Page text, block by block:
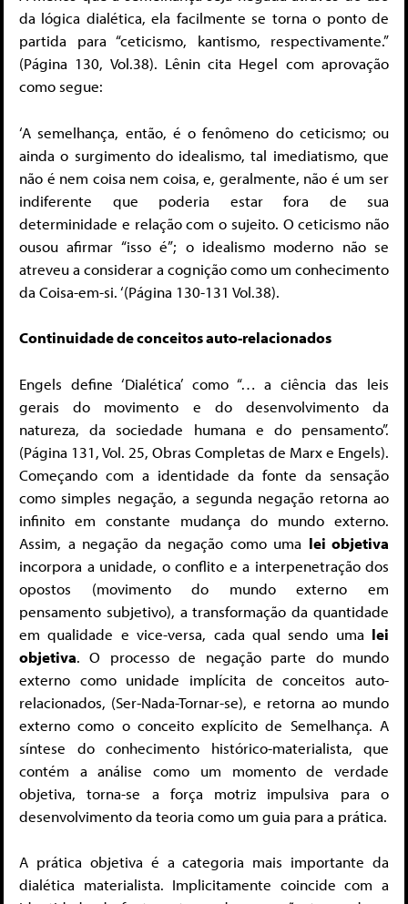
da lógica dialética, ela facilmente se torna o ponto de
partida para “ceticismo, kantismo, respectivamente.”
(Página 130, Vol.38). Lênin cita Hegel com aprovação
como segue:
‘A semelhança, então, é o fenômeno do ceticismo; ou
ainda o surgimento do idealismo, tal imediatismo, que
não é nem coisa nem coisa, e, geralmente, não é um ser
indiferente que poderia estar fora de sua
determinidade e relação com o sujeito. O ceticismo não
ousou afirmar “isso é”; o idealismo moderno não se
atreveu a considerar a cognição como um conhecimento
da Coisa-em-si. ‘(Página 130-131 Vol.38).
Continuidade de conceitos auto-relacionados
Engels define ‘Dialética’ como “… a ciência das leis
gerais do movimento e do desenvolvimento da
natureza, da sociedade humana e do pensamento”.
(Página 131, Vol. 25, Obras Completas de Marx e Engels).
Começando com a identidade da fonte da sensação
como simples negação, a segunda negação retorna ao
infinito em constante mudança do mundo externo.
Assim, a negação da negação como uma lei objetiva
incorpora a unidade, o conflito e a interpenetração dos
opostos (movimento do mundo externo em
pensamento subjetivo), a transformação da quantidade
em qualidade e vice-versa, cada qual sendo uma lei
objetiva. O processo de negação parte do mundo
externo como unidade implícita de conceitos auto-
relacionados, (Ser-Nada-Tornar-se), e retorna ao mundo
externo como o conceito explícito de Semelhança. A
síntese do conhecimento histórico-materialista, que
contém a análise como um momento de verdade
objetiva, torna-se a força motriz impulsiva para o
desenvolvimento da teoria como um guia para a prática.
A prática objetiva é a categoria mais importante da
dialética materialista. Implicitamente coincide com a